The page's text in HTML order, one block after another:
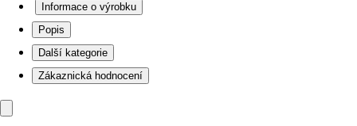
Informace o výrobku
Popis
Další kategorie
Zákaznická hodnocení